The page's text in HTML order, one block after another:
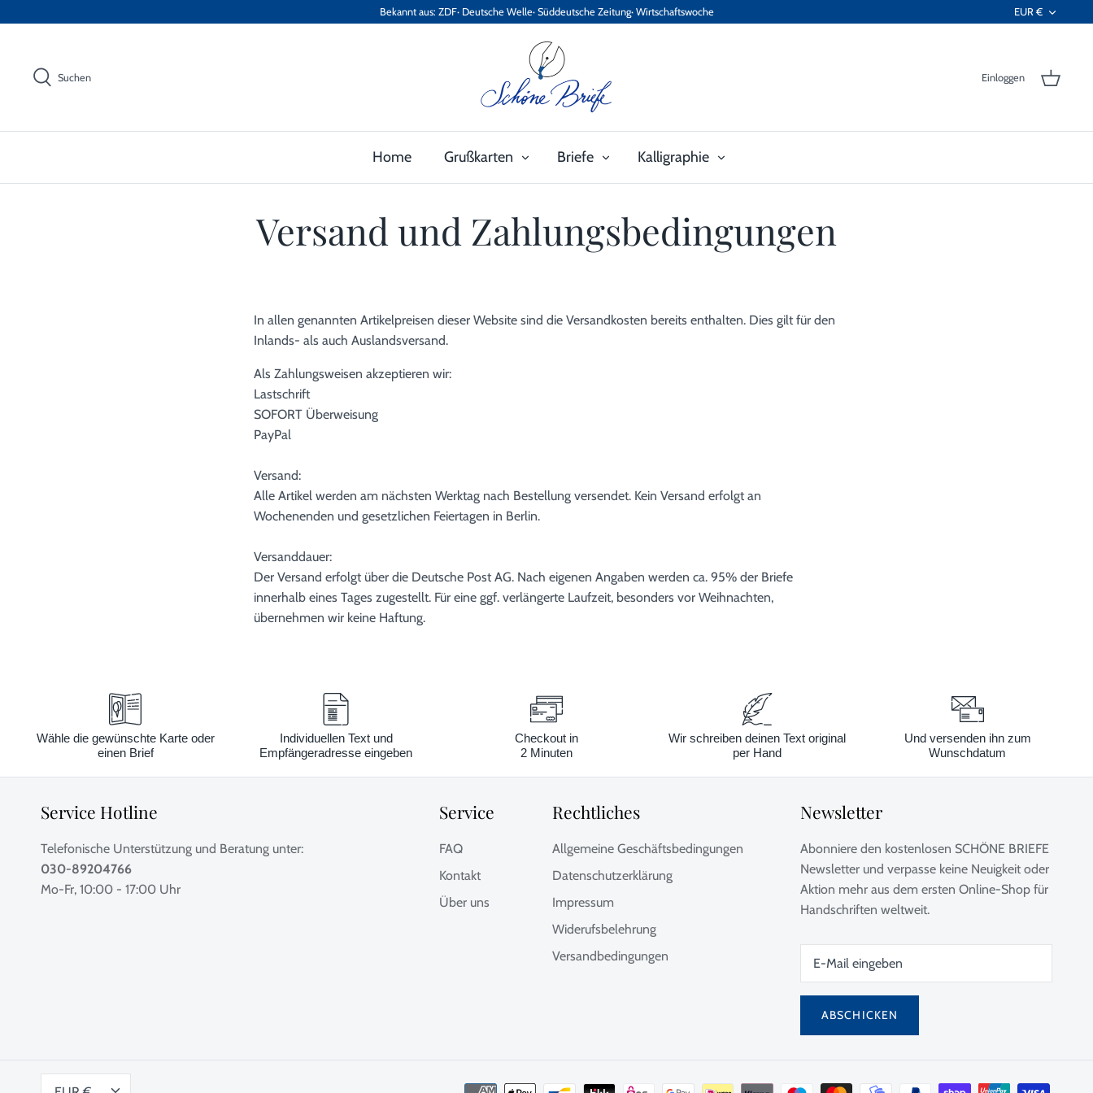
Bekannt aus: ZDF· Deutsche Welle· Süddeutsche Zeitung· Wirtschaftswoche EUR €
Suchen Einloggen
Home Grußkarten Briefe Kalligraphie
Versand und Zahlungsbedingungen
In allen genannten Artikelpreisen dieser Website sind die Versandkosten bereits enthalten. Dies gilt für den
Inlands- als auch Auslandsversand.
Als Zahlungsweisen akzeptieren wir:
Lastschrift
SOFORT Überweisung
PayPal
Versand:
Alle Artikel werden am nächsten Werktag nach Bestellung versendet. Kein Versand erfolgt an
Wochenenden und gesetzlichen Feiertagen in Berlin.
Versanddauer:
Der Versand erfolgt über die Deutsche Post AG. Nach eigenen Angaben werden ca. 95% der Briefe
innerhalb eines Tages zugestellt. Für eine ggf. verlängerte Laufzeit, besonders vor Weihnachten,
übernehmen wir keine Haftung.
Wähle die gewünschte Karte oder
einen Brief
Individuellen Text und
Empfängeradresse eingeben
Checkout in
2 Minuten
Wir schreiben deinen Text original
per Hand
Und versenden ihn zum
Wunschdatum
Service Hotline
Telefonische Unterstützung und Beratung unter:
030-89204766
Mo-Fr, 10:00 - 17:00 Uhr
Service
FAQ
Kontakt
Über uns
Rechtliches
Allgemeine Geschäftsbedingungen
Datenschutzerklärung
Impressum
Widerufsbelehrung
Versandbedingungen
Newsletter
Abonniere den kostenlosen SCHÖNE BRIEFE
Newsletter und verpasse keine Neuigkeit oder
Aktion mehr aus dem ersten Online-Shop für
Handschriften weltweit.
ABSCHICKEN